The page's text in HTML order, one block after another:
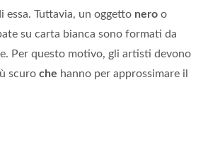
essa. Tuttavia, un oggetto nero o
su carta bianca sono formati da
Per questo motivo, gli artisti devono
scuro che hanno per approssimare il